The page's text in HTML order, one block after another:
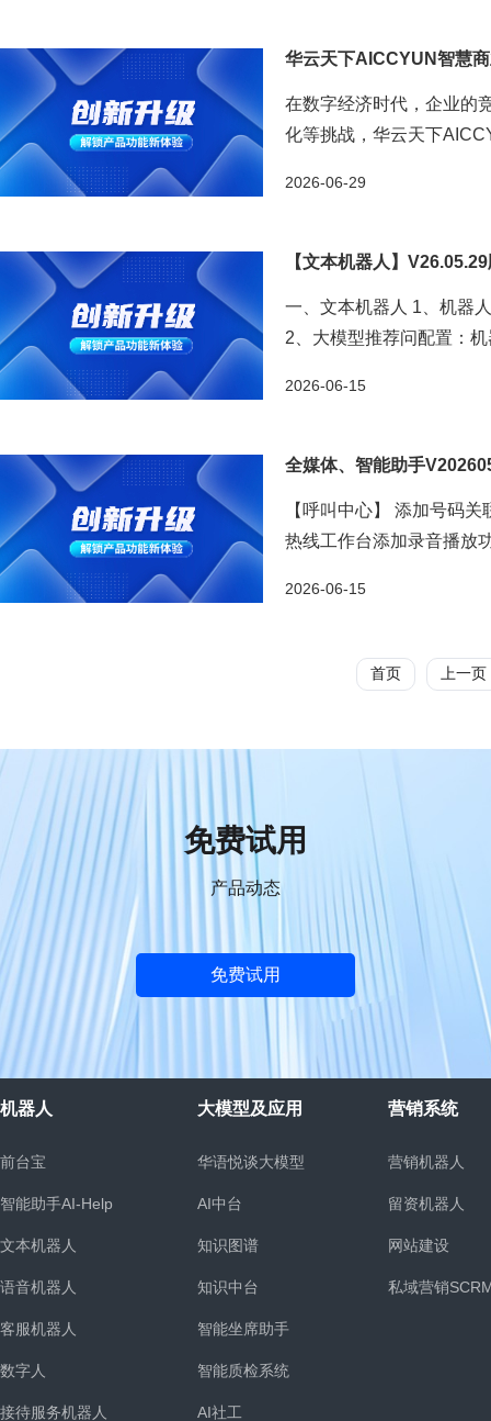
华云天下AICCYUN智慧
在数字经济时代，企业的
化等挑战，华云天下
2026-06-29
【文本机器人】
一、文本机器人 1、机器
2、大模型推荐问配置：
2026-06-15
全媒体、智能助手
【呼叫中心】 添加号码
热线工作台添加录音播放
2026-06-15
首页 上一页
免费试用
产品动态
免费试用
机器人
前台宝
智能助手AI-Help
文本机器人
语音机器人
客服机器人
数字人
接待服务机器人
大模型及应用
华语悦谈大模型
AI中台
知识图谱
知识中台
智能坐席助手
智能质检系统
AI社工
营销系统
营销机器人
留资机器人
网站建设
私域营销